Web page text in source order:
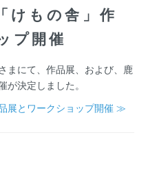
けもの舎」作
プ開催
まにて、作品展、および、鹿
決定しました。
展とワークショップ開催 ≫